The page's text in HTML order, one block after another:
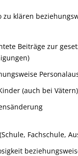
zu klären
Beiträge zur
(auch bei Vätern)
Fachschule,